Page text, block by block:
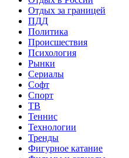
Отдых за границей
ПДД
Политика
Происшествия
Психология
Рынки
Сериалы
Софт
Спорт
ТВ
Теннис
Технологии
Тренды
Фигурное катание